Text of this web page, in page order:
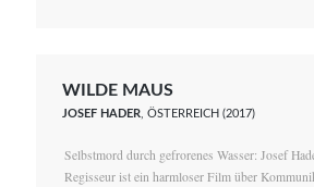
WILDE MAUS
JOSEF HADER , ÖSTERREICH (2017)
Selbstmord durch gefrorenes Wasser: Josef
Regisseur ist ein harmloser Film über